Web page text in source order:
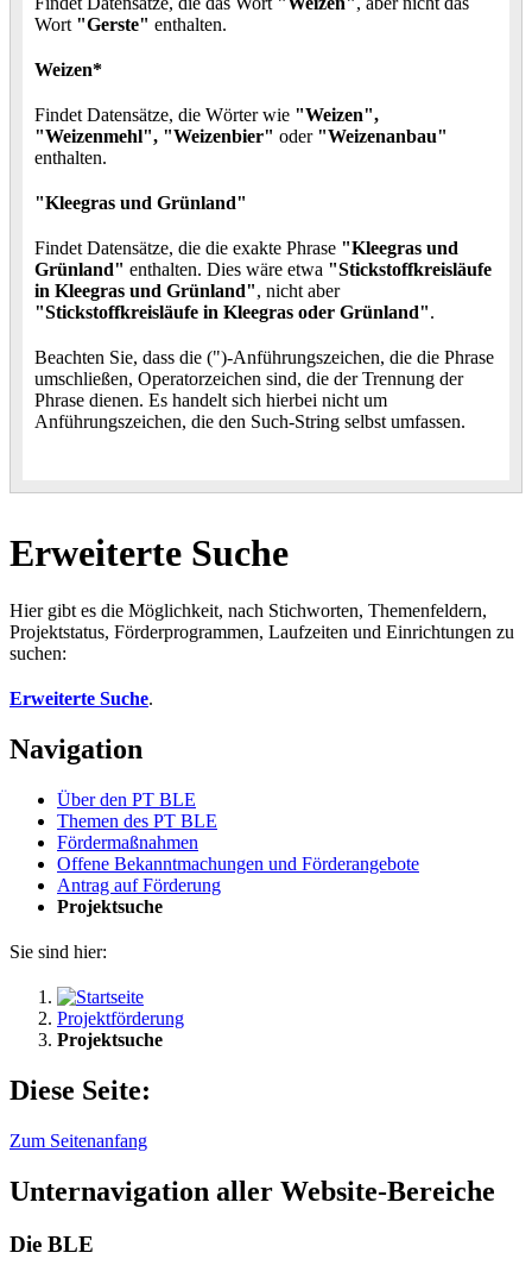
Wort "Gerste" enthalten.
Weizen*
Findet Datensätze, die Wörter wie "Weizen",
"Weizenmehl", "Weizenbier" oder "Weizenanbau"
enthalten.
"Kleegras und Grünland"
Findet Datensätze, die die exakte Phrase "Kleegras und
Grünland" enthalten. Dies wäre etwa "Stickstoffkreisläufe
in Kleegras und Grünland", nicht aber
"Stickstoffkreisläufe in Kleegras oder Grünland".
Beachten Sie, dass die (")-Anführungszeichen, die die Phrase
umschließen, Operatorzeichen sind, die der Trennung der
Phrase dienen. Es handelt sich hierbei nicht um
Anführungszeichen, die den Such-String selbst umfassen.
Erweiterte Suche
Hier gibt es die Möglichkeit, nach Stichworten, Themenfeldern,
Projektstatus, Förderprogrammen, Laufzeiten und Einrichtungen zu
suchen:
Erweiterte Suche.
Navigation
Über den PT BLE
The­men des PT BLE
För­der­maß­nah­men
Of­fe­ne Be­kannt­ma­chun­gen und För­der­an­ge­bo­te
An­trag auf För­de­rung
Pro­jekt­su­che
Sie sind hier:
Projektförderung
Projektsuche
Diese Seite:
Zum Seitenanfang
Unternavigation aller Website-Bereiche
Die BLE